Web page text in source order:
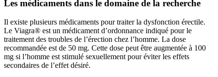
Les médicaments dans le domaine de la recherche
Il existe plusieurs médicaments pour traiter la dysfonction érectile.
Le Viagra® est un médicament d’ordonnance indiqué pour le
traitement des troubles de l’érection chez l’homme. La dose
recommandée est de 50 mg. Cette dose peut être augmentée à 100
mg si l’homme est stimulé sexuellement pour éviter les effets
secondaires de l’effet désiré.